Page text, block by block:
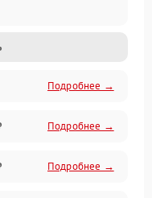
Подробнее →
Подробнее →
Подробнее →